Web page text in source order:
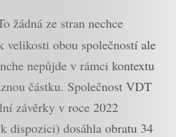
žádná ze stran nechce
velikosti obou společností ale
nepůjde v rámci kontextu
částku. Společnost VDT
závěrky v roce 2022
dispozici) dosáhla obratu 34